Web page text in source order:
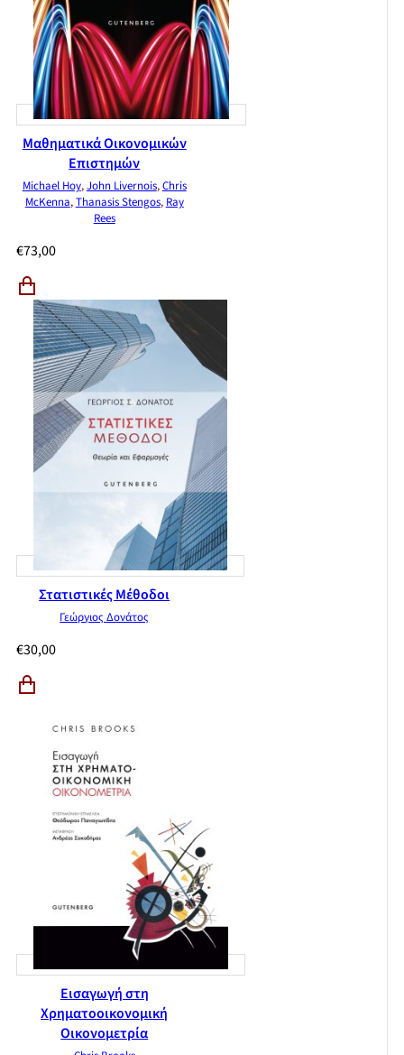
και στις προβλέψεις
KEΦΑΛΑΙΟ 15 Εκτίμηση δυναμικών αιτιοτήτων
KEΦΑΛΑΙΟ 16 Περισσότερα θέματα σχετικά με την
παλινδρόμηση χρονοσειρών
KEΦΑΛΑΙΟ 17 Η θεωρία της γραμμικής παλινδρόμησης με μία
ερμηνευτική μεταβλητή
KEΦΑΛΑΙΟ 18 Η θεωρία της πολλαπλής παλινδρόμησης
Μαθηματικά Οικονομικών
Επιστημών
Michael Hoy,John Livernois,Chris
McKenna,Thanasis Stengos, Ray
Rees
€73,00
Στατιστικές Μέθοδοι
Γεώργιος Δονάτος
€30,00
Εισαγωγή στη
Χρηματοοικονομική
Οικονομετρία